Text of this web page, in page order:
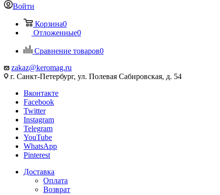
Войти
Корзина0
Отложенные0
Сравнение товаров0
zakaz@keromag.ru
г. Санкт-Петербург, ул. Полевая Сабировская, д. 54
Вконтакте
Facebook
Twitter
Instagram
Telegram
YouTube
WhatsApp
Pinterest
Доставка
Оплата
Возврат